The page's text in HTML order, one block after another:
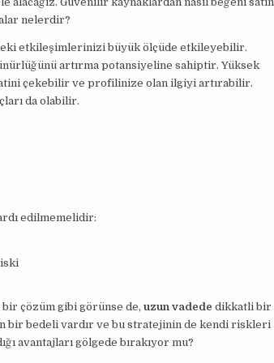
nelerdir?
etkileşimlerinizi büyük ölçüde etkileyebilir.
artırma potansiyeline sahiptir. Yüksek
çekebilir ve profilinize olan ilgiyi artırabilir.
da olabilir.
edilmemelidir:
bir çözüm gibi görünse de, uzun vadede dikkatli bir
bedeli vardır ve bu stratejinin de kendi riskleri
avantajları gölgede bırakıyor mu?